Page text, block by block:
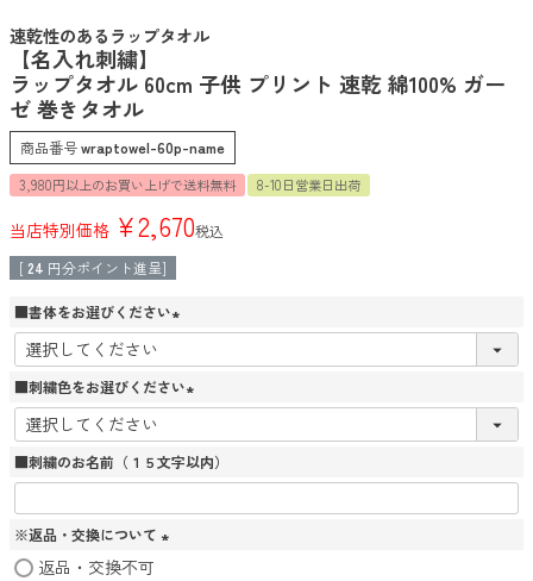
速乾性のあるラップタオル
【名入れ刺繍】
ラップタオル 60cm 子供 プリント 速乾 綿100% ガー
ゼ 巻きタオル
商品番号wraptowel-60p-name
3,980円以上のお買い上げで送料無料 8-10日営業日出荷
当店特別価格 ¥2,670税込
[ 24 円分ポイント進呈]
■書体をお選びください
(
須
)
■刺繍色をお選びください
(
須
)
■刺繍のお名前（１５文字以内）
※返品・交換について
返品・交換不可